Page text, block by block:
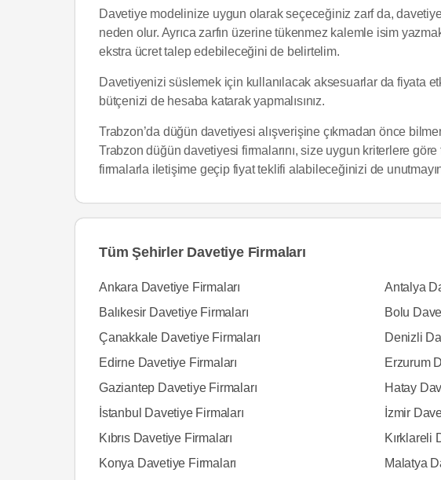
Davetiye modelinize uygun olarak seçeceğiniz zarf da,
neden olur. Ayrıca zarfın üzerine tükenmez kalemle isim
ekstra ücret talep edebileceğini de belirtelim.
Davetiyenizi süslemek için kullanılacak aksesuarlar da fiyata
bütçenizi de hesaba katarak yapmalısınız.
Trabzon’da düğün davetiyesi alışverişine çıkmadan önce
Trabzon düğün davetiyesi firmalarını, size uygun kriterlere
firmalarla iletişime geçip fiyat teklifi alabileceğinizi de
Tüm Şehirler Davetiye Firmaları
Ankara Davetiye Firmaları Antalya
Balıkesir Davetiye Firmaları
Bolu
Çanakkale Davetiye Firmaları
Denizli
Edirne Davetiye Firmaları
Erzurum
Gaziantep Davetiye Firmaları
Hatay
İstanbul Davetiye Firmaları
İzmir
Kıbrıs Davetiye Firmaları
Kırklareli
Konya Davetiye Firmaları
Malatya